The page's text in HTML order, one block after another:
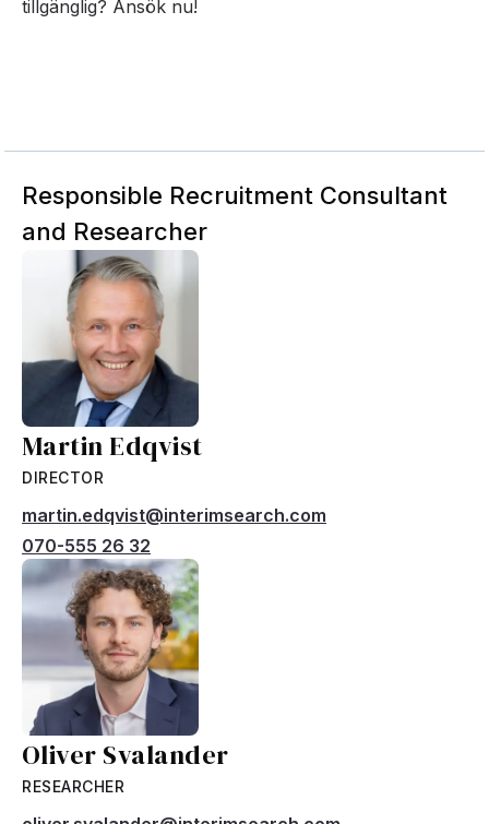
tillgänglig? Ansök nu!
Responsible Recruitment Consultant
and Researcher
Martin Edqvist
DIRECTOR
martin.edqvist@interimsearch.com
070-555 26 32
Oliver Svalander
RESEARCHER